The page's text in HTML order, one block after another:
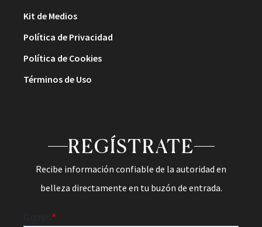
Kit de Medios
Política de Privacidad
Política de Cookies
Términos de Uso
REGÍSTRATE
Recibe información confiable de la autoridad en
belleza directamente en tu buzón de entrada.